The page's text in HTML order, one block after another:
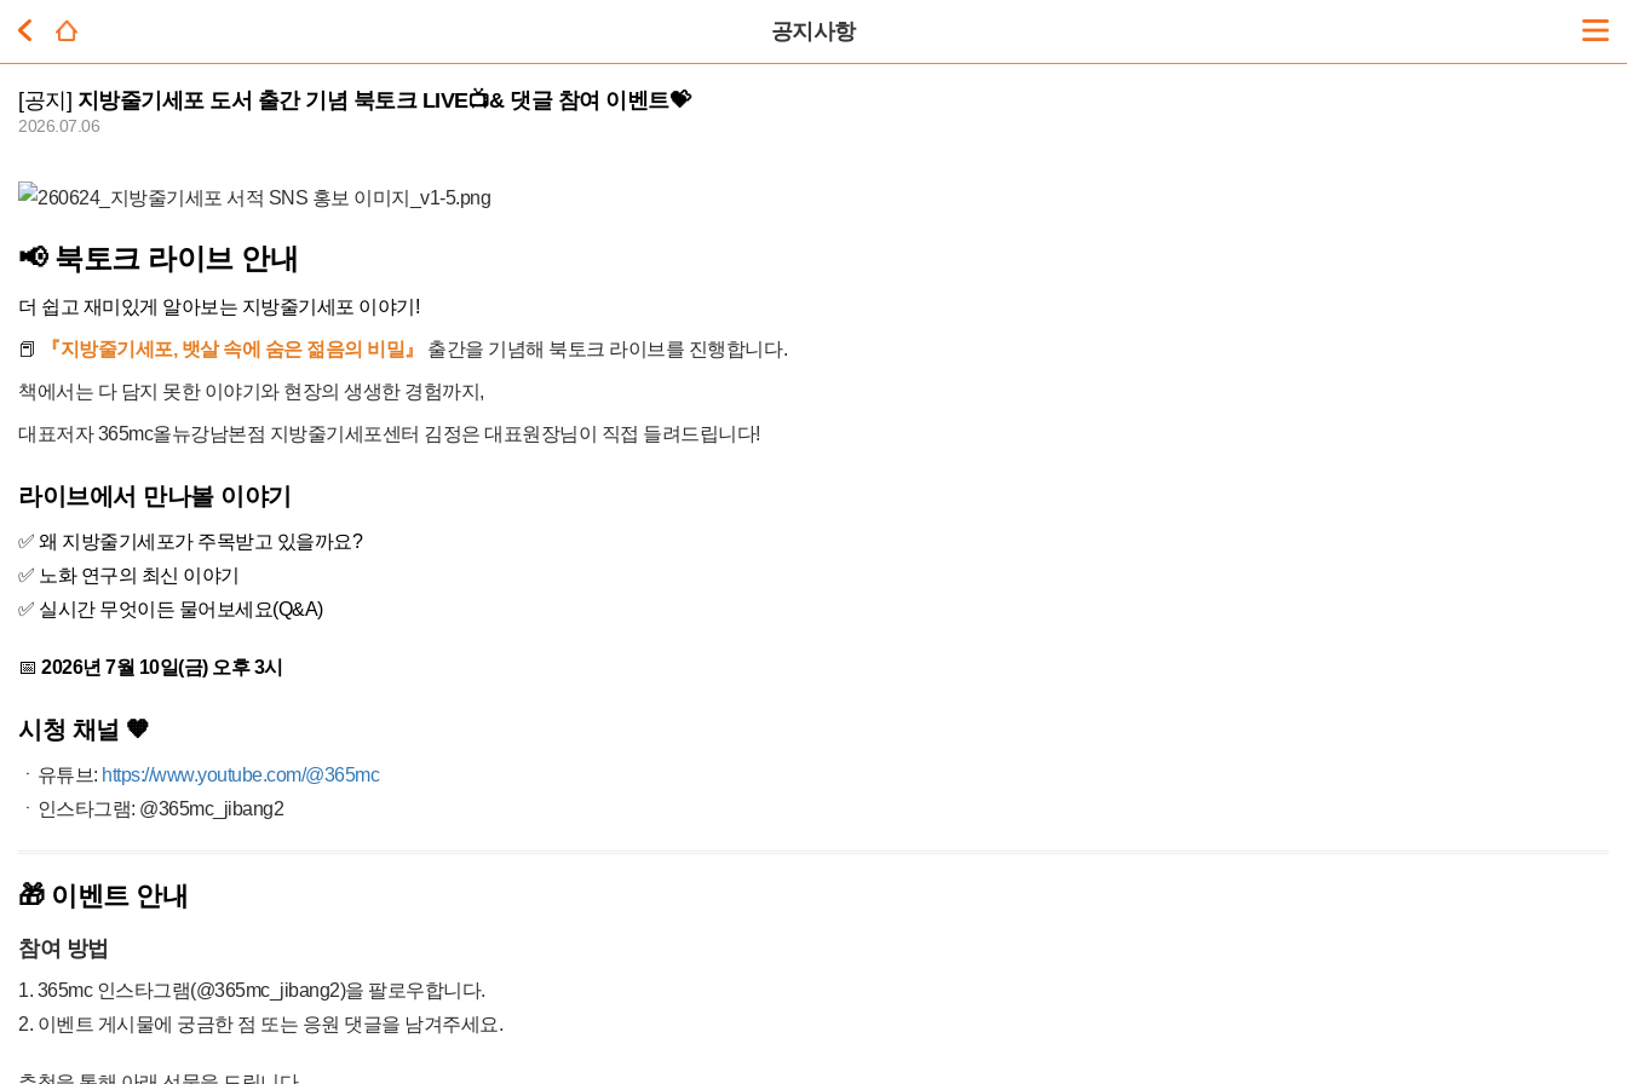
공지사항
[공지] 지방줄기세포 도서 출간 기념 북토크 LIVE📺& 댓글 참여 이벤트💝
2026.07.06
📢 북토크 라이브 안내
더 쉽고 재미있게 알아보는 지방줄기세포 이야기!
📕 『지방줄기세포, 뱃살 속에 숨은 젊음의 비밀』 출간을 기념해 북토크 라이브를 진행합니다.
책에서는 다 담지 못한 이야기와 현장의 생생한 경험까지,
대표저자 365mc올뉴강남본점 지방줄기세포센터 김정은 대표원장님이 직접 들려드립니다!
라이브에서 만나볼 이야기
✅ 왜 지방줄기세포가 주목받고 있을까요?
✅ 노화 연구의 최신 이야기
✅ 실시간 무엇이든 물어보세요(Q&A)
📅2026년 7월 10일(금) 오후 3시
시청 채널 🧡
ㆍ유튜브: https://www.youtube.com/@365mc
ㆍ인스타그램: @365mc_jibang2
🎁 이벤트 안내
참여 방법
1. 365mc 인스타그램(@365mc_jibang2)을 팔로우합니다.
2. 이벤트 게시물에 궁금한 점 또는 응원 댓글을 남겨주세요.